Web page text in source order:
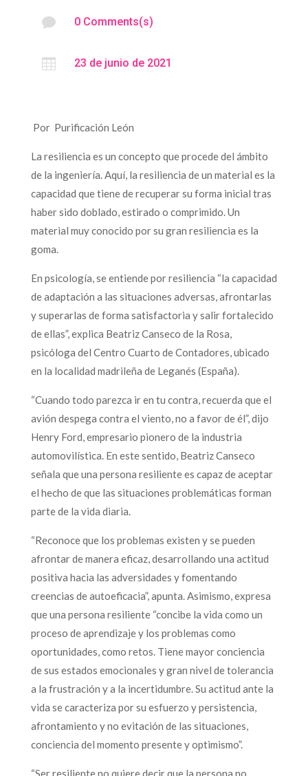
 0 Comments(s)
 23 de junio de 2021
Por Purificación León
La resiliencia es un concepto que procede del ámbito
de la ingeniería. Aquí, la resiliencia de un material es la
capacidad que tiene de recuperar su forma inicial tras
haber sido doblado, estirado o comprimido. Un
material muy conocido por su gran resiliencia es la
goma.
En psicología, se entiende por resiliencia “la capacidad
de adaptación a las situaciones adversas, afrontarlas
y superarlas de forma satisfactoria y salir fortalecido
de ellas”, explica Beatriz Canseco de la Rosa,
psicóloga del Centro Cuarto de Contadores, ubicado
en la localidad madrileña de Leganés (España).
“Cuando todo parezca ir en tu contra, recuerda que el
avión despega contra el viento, no a favor de él”, dijo
Henry Ford, empresario pionero de la industria
automovilística. En este sentido, Beatriz Canseco
señala que una persona resiliente es capaz de aceptar
el hecho de que las situaciones problemáticas forman
parte de la vida diaria.
“Reconoce que los problemas existen y se pueden
afrontar de manera eficaz, desarrollando una actitud
positiva hacia las adversidades y fomentando
creencias de autoeficacia”, apunta. Asimismo, expresa
que una persona resiliente “concibe la vida como un
proceso de aprendizaje y los problemas como
oportunidades, como retos. Tiene mayor conciencia
de sus estados emocionales y gran nivel de tolerancia
a la frustración y a la incertidumbre. Su actitud ante la
vida se caracteriza por su esfuerzo y persistencia,
afrontamiento y no evitación de las situaciones,
conciencia del momento presente y optimismo”.
“Ser resiliente no quiere decir que la persona no